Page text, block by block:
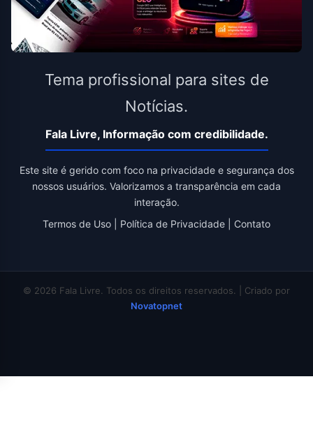
Tema profissional para sites de
Notícias.
Fala Livre, Informação com credibilidade.
Este site é gerido com foco na privacidade e segurança dos
nossos usuários. Valorizamos a transparência em cada
interação.
Termos de Uso
Política de Privacidade Contato
© 2026 Fala Livre. Todos os direitos reservados. | Criado por
Novatopnet